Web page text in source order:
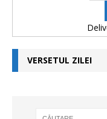
VERSETUL ZILEI